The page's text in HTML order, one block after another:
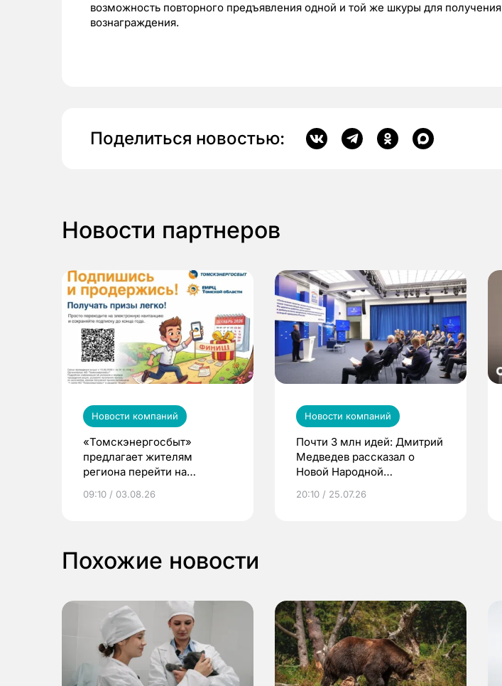
возможность повторного предъявления одной и той же шкуры для получения
вознаграждения.
Поделиться новостью:
Новости партнеров
Новости компаний
«Томскэнергосбыт»
предлагает жителям
региона перейти на
выиграть призы
09:10 / 03.08.26
Новости компаний
Почти 3 млн идей: Дмитрий
Медведев рассказал о
Новой Народной
20:10 / 25.07.26
Похожие новости